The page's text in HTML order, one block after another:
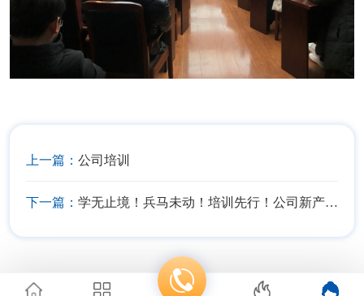
上一篇： 公司培训
下一篇： 学无止境！兵马未动！培训先行！公司新产品培训会圆满举办！